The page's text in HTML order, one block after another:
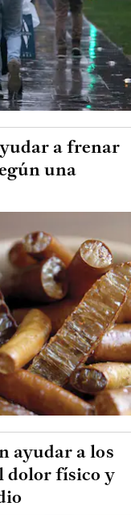
a frenar
una
ayudar a los
dolor físico y